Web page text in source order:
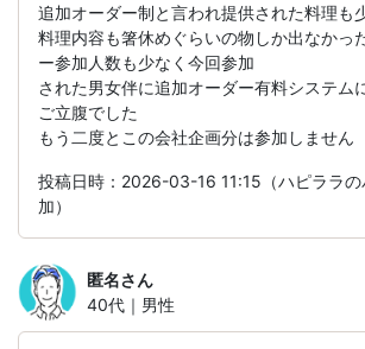
追加オーダー制と言われ提供された料理も
料理内容も箸休めぐらいの物しか出なかっ
ー参加人数も少なく今回参加
された男女伴に追加オーダー有料システム
ご立腹でした
もう二度とこの会社企画分は参加しません
投稿日時：2026-03-16 11:15（ハピララの
加）
匿名さん
40代｜男性